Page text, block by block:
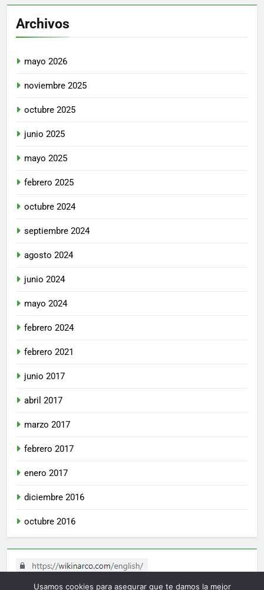
Archivos
mayo 2026
noviembre 2025
octubre 2025
junio 2025
mayo 2025
febrero 2025
octubre 2024
septiembre 2024
agosto 2024
junio 2024
mayo 2024
febrero 2024
febrero 2021
junio 2017
abril 2017
marzo 2017
febrero 2017
enero 2017
diciembre 2016
octubre 2016
Usamos cookies para asegurar que te damos la mejor